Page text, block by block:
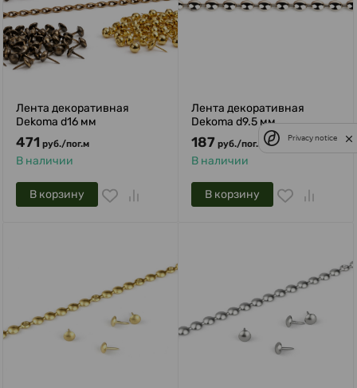
Лента декоративная
Dekoma d16 мм
471 руб./пог.м
В наличии
В корзину
Лента декоративная
Dekoma d9.5 мм
187 руб./пог.м
В наличии
В корзину
Privacy notice